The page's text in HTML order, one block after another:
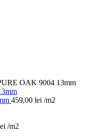
OAK 9004 13mm
459,00 lei /m2
/m2